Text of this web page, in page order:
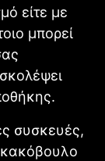
είτε με
μπορεί
συσκευές,